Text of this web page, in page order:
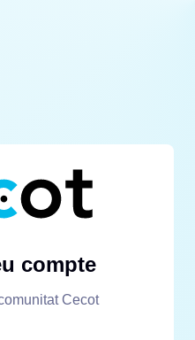
compte
Cecot